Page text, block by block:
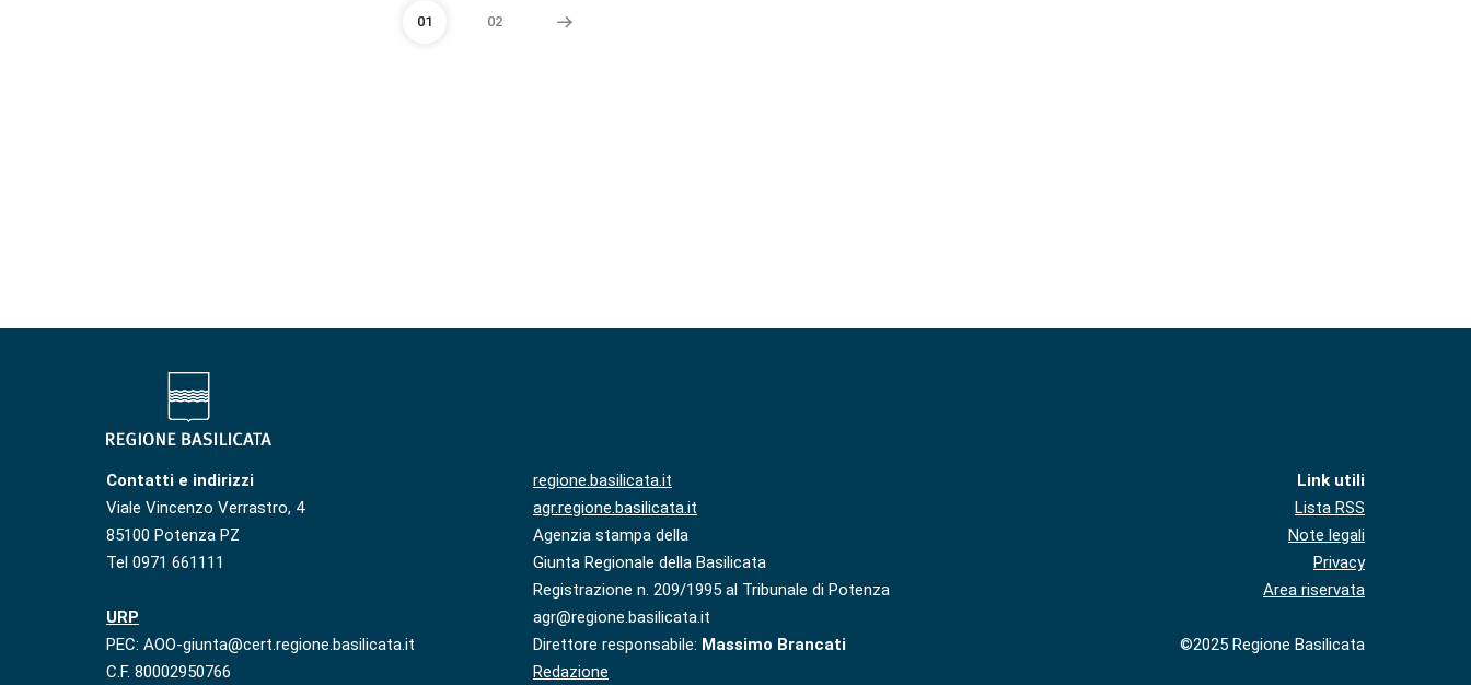
01 02
Contatti e indirizzi
Viale Vincenzo Verrastro, 4
85100 Potenza PZ
Tel 0971 661111
URP
PEC: AOO-giunta@cert.regione.basilicata.it
C.F. 80002950766
regione.basilicata.it
agr.regione.basilicata.it
Agenzia stampa della
Giunta Regionale della Basilicata
Registrazione n. 209/1995 al Tribunale di Potenza
agr@regione.basilicata.it
Direttore responsabile: Massimo Brancati
Redazione
Link utili
Lista RSS
Note legali
Privacy
Area riservata
©2025 Regione Basilicata